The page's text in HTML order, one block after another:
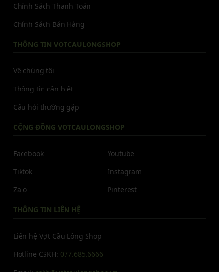
Chính Sách Thanh Toán
Chính Sách Bán Hàng
THÔNG TIN VOTCAULONGSHOP
Về chúng tôi
Thông tin cần biết
Câu hỏi thường gặp
CỘNG ĐỒNG VOTCAULONGSHOP
Facebook
Tiktok
Zalo
Youtube
Instagram
Pinterest
THÔNG TIN LIÊN HỆ
Liên hệ Vợt Cầu Lông Shop
Hotline CSKH: 077.685.6666